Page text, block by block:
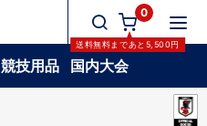
0
送料無料まであと 5,500円
競技用品 国内大会